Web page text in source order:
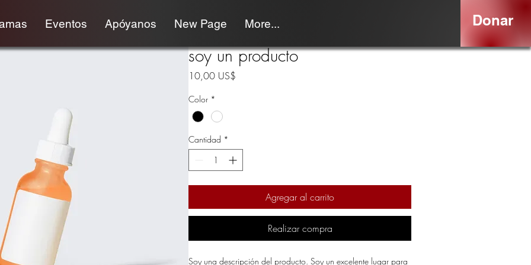
Eventos Apóyanos New Page More... Donar
soy un producto
10,00 US$
Color *
Cantidad *
Agregar al carrito
Realizar compra
Soy una descripción del producto. Soy un excelente lugar para